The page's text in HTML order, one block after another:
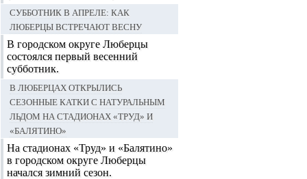
Субботник в апреле: как
Люберцы встречают весну
В городском округе Люберцы
состоялся первый весенний
субботник.
В Люберцах открылись
сезонные катки с натуральным
льдом на стадионах «Труд» и
«Балятино»
На стадионах «Труд» и «Балятино»
в городском округе Люберцы
начался зимний сезон.